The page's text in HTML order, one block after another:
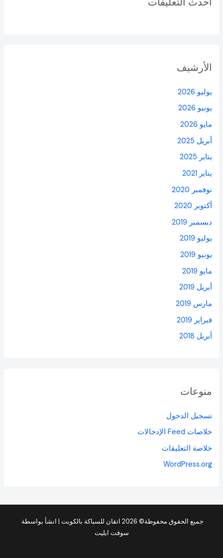
الأرشيف
يوليو 2026
يونيو 2026
مايو 2026
أبريل 2025
يناير 2025
يناير 2021
نوفمبر 2020
أكتوبر 2020
ديسمبر 2019
يوليو 2019
يونيو 2019
مايو 2019
أبريل 2019
مارس 2019
فبراير 2019
أبريل 2018
منوعات
تسجيل الدخول
خلاصات Feed الإدخالات
خلاصة التعليقات
WordPress.org
جميع الحقوق محفوظة© 2026 اتقان للسباكة بالكويت | انشأ بواسطة
سوفت ايليت